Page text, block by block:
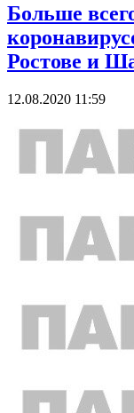
Больше
Ростове и
12.08.2020 11:59